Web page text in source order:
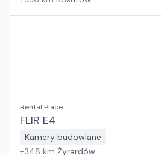
Rental Place
FLIR E4
Kamery budowlane
+348 km Żyrardów